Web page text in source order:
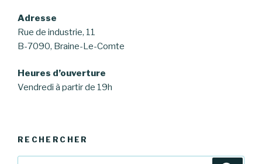
Adresse
Rue de industrie, 11
B-7090, Braine-Le-Comte
Heures d’ouverture
Vendredi à partir de 19h
RECHERCHER